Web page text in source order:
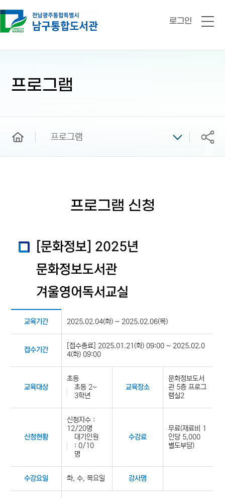
로그인
전
프로그램
프로그램 공유
프로그램 신청
[문화정보] 2025년
문화정보도서관
겨울영어독서교실
교육기간 2025.02.04(화) ~ 2025.02.06(목)
접수기간
[접수종료] 2025.01.21(화) 09:00 ~ 2025.02.0
4(화) 09:00
교육대상
초등
초등 2~
3학년
교육장소
문화정보도서
관 5층 프로그
램실2
신청현황
신청자수 :
12/20명
대기인원
: 0/10
명
수강료
무료(재료비 1
인당 5,000
별도부담)
수강요일 화, 수, 목요일 강사명